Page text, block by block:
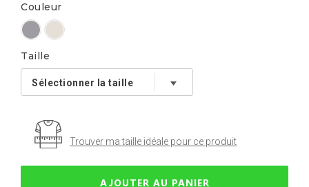
Couleur
Taille
Trouver ma taille idéale pour ce produit
AJOUTER AU PANIER